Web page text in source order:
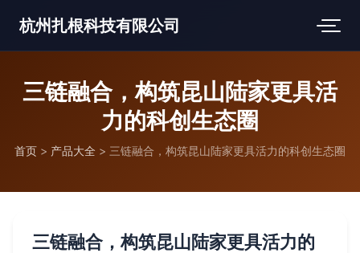
杭州扎根科技有限公司
三链融合，构筑昆山陆家更具活
力的科创生态圈
首页 > 产品大全 > 三链融合，构筑昆山陆家更具活力的科创生态圈
三链融合，构筑昆山陆家更具活力的